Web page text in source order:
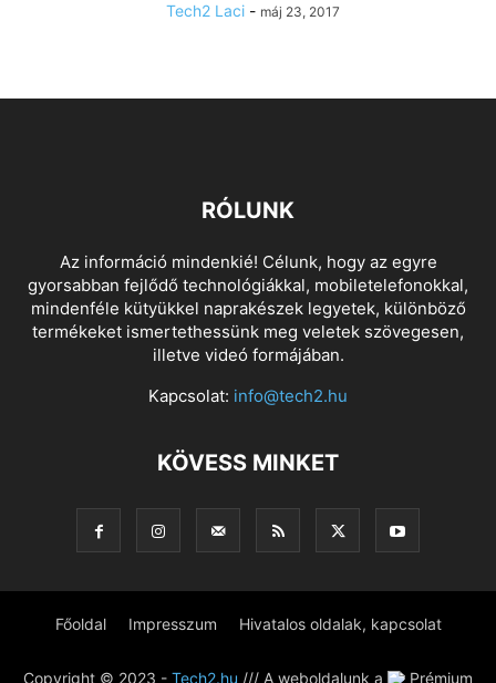
Tech2 Laci - máj 23, 2017
RÓLUNK
Az információ mindenkié! Célunk, hogy az egyre
gyorsabban fejlődő technológiákkal, mobiletelefonokkal,
mindenféle kütyükkel naprakészek legyetek, különböző
termékeket ismertethessünk meg veletek szövegesen,
illetve videó formájában.
Kapcsolat: info@tech2.hu
KÖVESS MINKET
Főoldal Impresszum Hivatalos oldalak, kapcsolat
Copyright © 2023 - Tech2.hu /// A weboldalunk a Prémium